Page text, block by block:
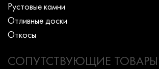
Рустовые камни
Отливные доски
Откосы
СОПУТСТВУЮЩИЕ ТОВАРЫ